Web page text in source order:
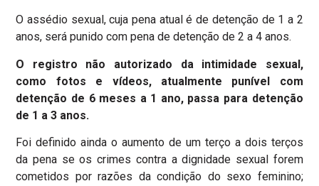
O assédio sexual, cuja pena atual é de detenção de 1 a 2
anos, será punido com pena de detenção de 2 a 4 anos.
O registro não autorizado da intimidade sexual,
como fotos e vídeos, atualmente punível com
detenção de 6 meses a 1 ano, passa para detenção
de 1 a 3 anos.
Foi definido ainda o aumento de um terço a dois terços
da pena se os crimes contra a dignidade sexual forem
cometidos por razões da condição do sexo feminino;